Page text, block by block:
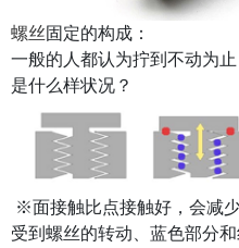
螺丝固定的构成：
一般的人都认为拧到不动为
是什么样状况？
※面接触比点接触好，会减少
受到螺丝的转动、蓝色部分